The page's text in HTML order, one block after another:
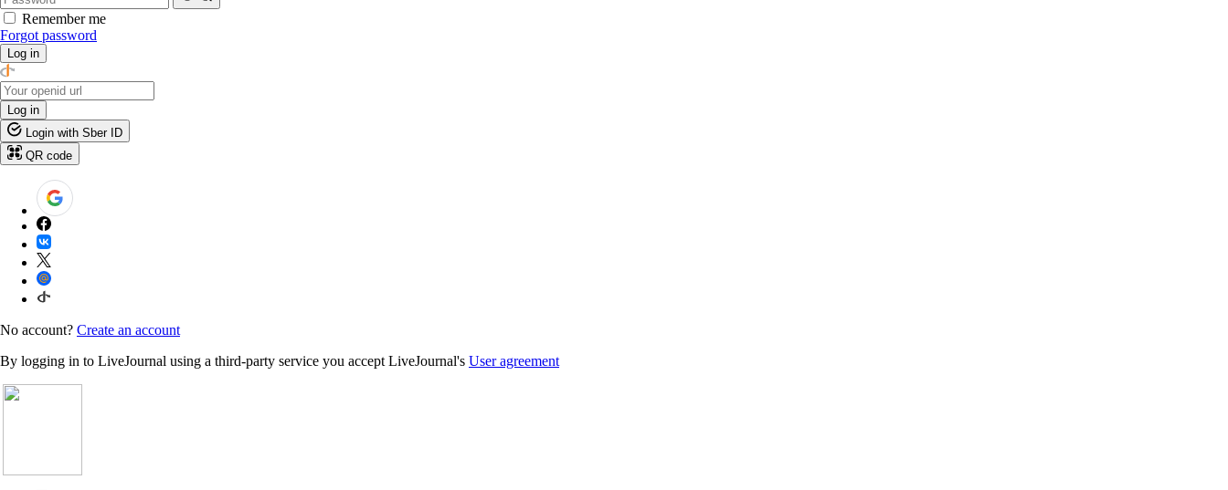
Remember me
Forgot password
Log in
Log in
Login with Sber ID
QR code
No account? Create an account
By logging in to LiveJournal using a third-party service you accept LiveJournal's User agreement